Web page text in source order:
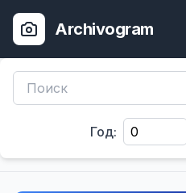
Archivogram
Год: